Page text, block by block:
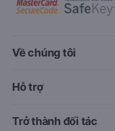
Về chúng tôi
Hỗ trợ
Trở thành đối tác